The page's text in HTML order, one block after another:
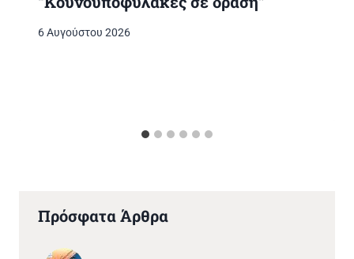
6 Αυγούστου 2026
Πρόσφατα Άρθρα